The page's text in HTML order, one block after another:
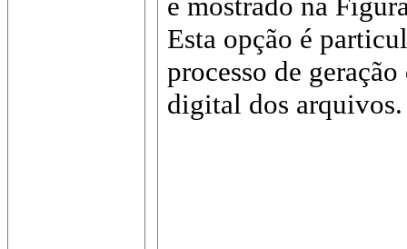
Esta opção é
processo de
digital dos arquivos.